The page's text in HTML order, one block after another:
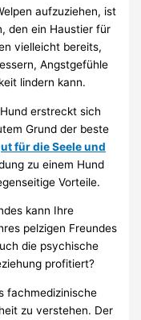
aufzuziehen, ist
den ein Haustier für
vielleicht bereits,
Angstgefühle
lindern kann.
erstreckt sich
Grund der beste
für die Seele und
zu einem Hund
Vorteile.
kann Ihre
pelzigen Freundes
die psychische
profitiert?
fachmedizinische
zu verstehen. Der